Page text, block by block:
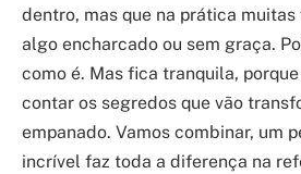
dentro, mas que na prática muitas
algo encharcado ou sem graça.
como é. Mas fica tranquila,
contar os segredos que vão
empanado. Vamos combinar, um
incrível faz toda a diferença na